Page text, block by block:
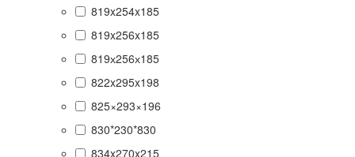
819x254x185
819x256x185
819х256х185
822x295x198
825×293×196
830*230*830
834x270x215